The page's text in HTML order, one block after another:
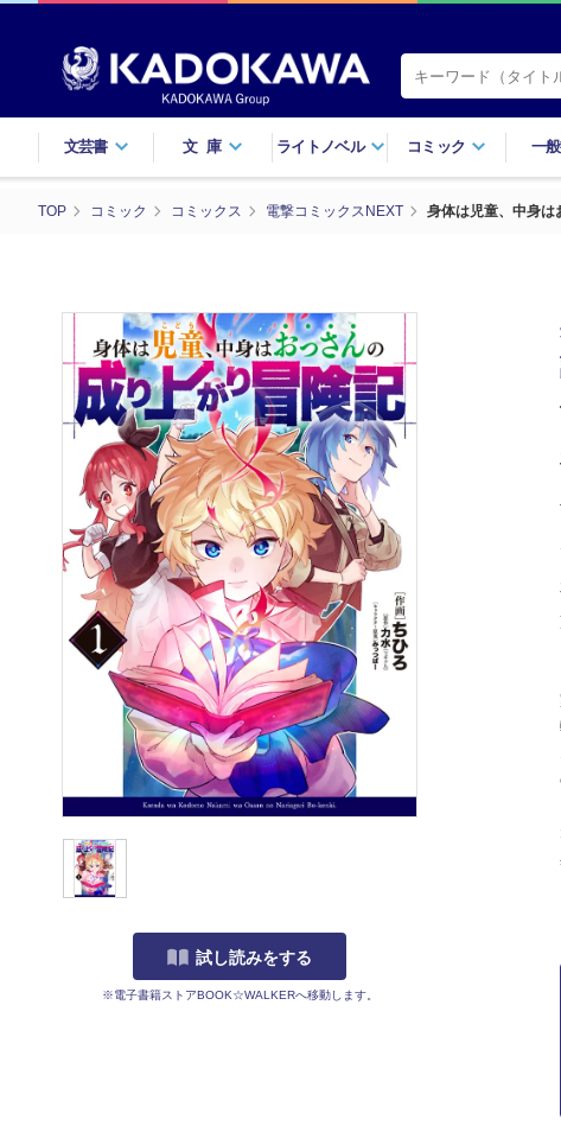
文芸書 文庫 ライトノベル コミック 一
TOP コミック コミックス 電撃コミックスNEXT 身体は児童、中身は
試し読みをする
※電子書籍ストアBOOK☆WALKERへ移動します。